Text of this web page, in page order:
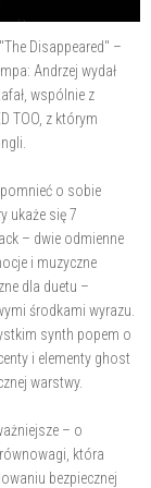
Disappeared" –
Andrzej wydał
wspólnie z
TOO, z którym
o sobie
ukaże się 7
– dwie odmienne
i muzyczne
dla duetu –
środkami wyrazu.
synth popem o
i elementy ghost
warstwy.
– o
która
bezpiecznej